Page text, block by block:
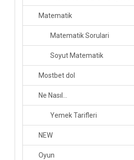
Matematik
Matematik Sorulari
Soyut Matematik
Mostbet dol
Ne Nasıl...
Yemek Tarifleri
NEW
Oyun